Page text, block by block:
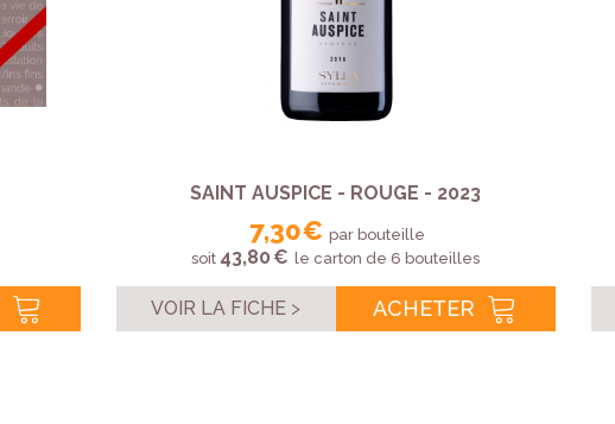
SAINT AUSPICE - ROUGE - 2023
7,30 € par bouteille
soit 43,80 € le carton de 6 bouteilles
VOIR LA FICHE ACHETER